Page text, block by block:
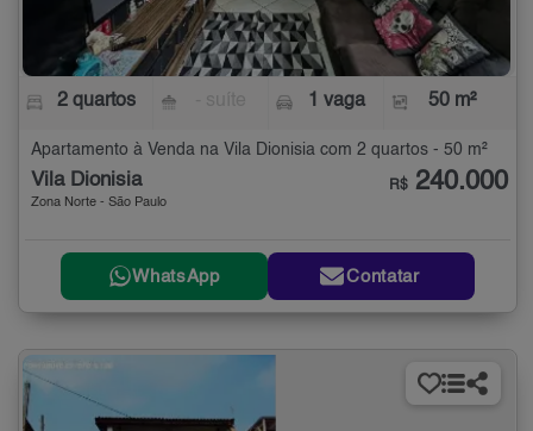
2 quartos 1 vaga 50 m²
Apartamento à Venda na Vila Dionisia com 2 quartos - 50 m²
Vila Dionisia
Zona Norte - São Paulo
R$ 240.000
WhatsApp Contatar